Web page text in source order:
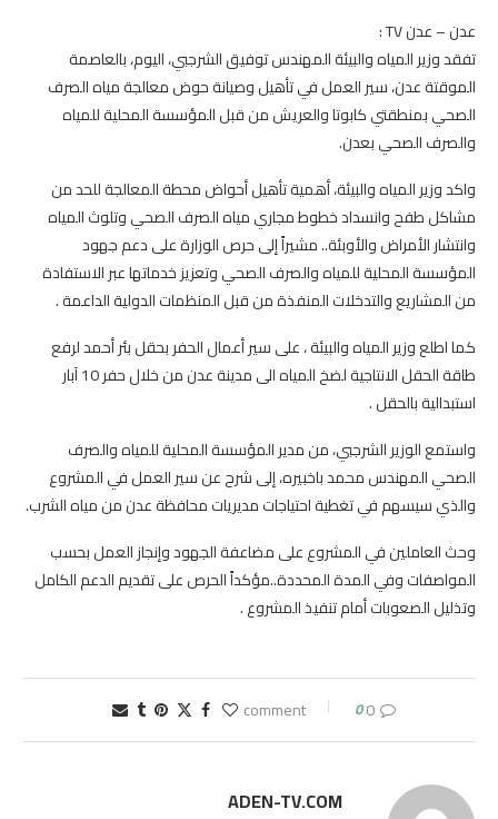
عدن – عدن TV :
تفقد وزير المياه والبيئة المهندس توفيق الشرجبي، اليوم، بالعاصمة
الموقتة عدن، سير العمل في تأهيل وصيانة حوض معالجة مياه الصرف
الصحي بمنطقتي كابوتا والعريش من قبل المؤسسة المحلية للمياه
والصرف الصحي بعدن.
واكد وزير المياه والبيئة، أهمية تأهيل أحواض محطة المعالجة للحد من
مشاكل طفح وانسداد خطوط مجاري مياه الصرف الصحي وتلوث المياه
وانتشار الأمراض والأوبئة.. مشيراً إلى حرص الوزارة على دعم جهود
المؤسسة المحلية للمياه والصرف الصحي وتعزيز خدماتها عبر الاستفادة
من المشاريع والتدخلات المنفذة من قبل المنظمات الدولية الداعمة .
كما اطلع وزير المياه والبيئة ، على سير أعمال الحفر بحقل بئر أحمد لرفع
طاقة الحقل الانتاجية لضخ المياه الى مدينة عدن من خلال حفر 10 آبار
استبدالية بالحقل .
واستمع الوزير الشرجبي، من مدير المؤسسة المحلية للمياه والصرف
الصحي المهندس محمد باخبيره، إلى شرح عن سير العمل في المشروع
والذي سيسهم في تغطية احتياجات مديريات محافظة عدن من مياه الشرب.
وحث العاملين في المشروع على مضاعفة الجهود وإنجاز العمل بحسب
المواصفات وفي المدة المحددة..مؤكداً الحرص على تقديم الدعم الكامل
وتذليل الصعوبات أمام تنفيذ المشروع .
0 comment
0
ADEN-TV.COM